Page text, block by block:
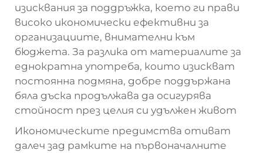
изисквания за поддръжка, което ги прави
високо икономически ефективни за
организациите, внимателни към
бюджета. За разлика от материалите за
еднократна употреба, които изискват
постоянна подмяна, добре поддържана
бяла дъска продължава да осигурява
стойност през целия си удължен живот
Икономическите предимства отиват
далеч зад рамките на първоначалните